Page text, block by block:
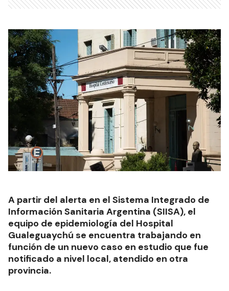
A partir del alerta en el Sistema Integrado de
Información Sanitaria Argentina (SIISA), el
equipo de epidemiología del Hospital
Gualeguaychú se encuentra trabajando en
función de un nuevo caso en estudio que fue
notificado a nivel local, atendido en otra
provincia.